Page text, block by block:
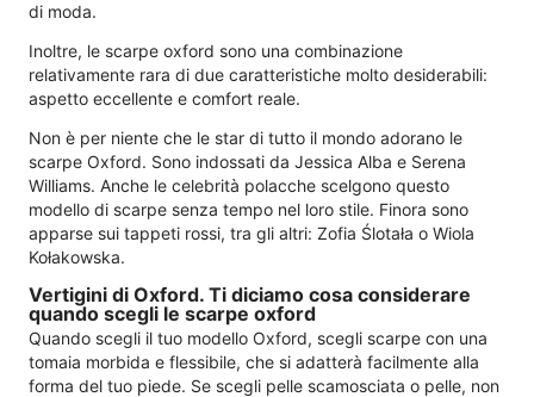
di moda.
Inoltre, le scarpe oxford sono una combinazione
relativamente rara di due caratteristiche molto desiderabili:
aspetto eccellente e comfort reale.
Non è per niente che le star di tutto il mondo adorano le
scarpe Oxford. Sono indossati da Jessica Alba e Serena
Williams. Anche le celebrità polacche scelgono questo
modello di scarpe senza tempo nel loro stile. Finora sono
apparse sui tappeti rossi, tra gli altri: Zofia Ślotała o Wiola
Kołakowska.
Vertigini di Oxford. Ti diciamo cosa considerare
quando scegli le scarpe oxford
Quando scegli il tuo modello Oxford, scegli scarpe con una
tomaia morbida e flessibile, che si adatterà facilmente alla
forma del tuo piede. Se scegli pelle scamosciata o pelle, non